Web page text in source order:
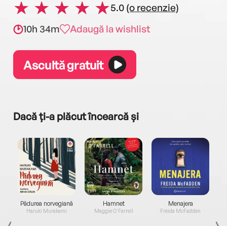
5.0 (o recenzie)
10h 34m
Adaugă la wishlist
Ascultă gratuit
Dacă ți-a plăcut încearcă și
Pădurea norvegiană
Haruki Murakami
Hamnet
Maggie O'Farrell
Menajera
Freida McFadden